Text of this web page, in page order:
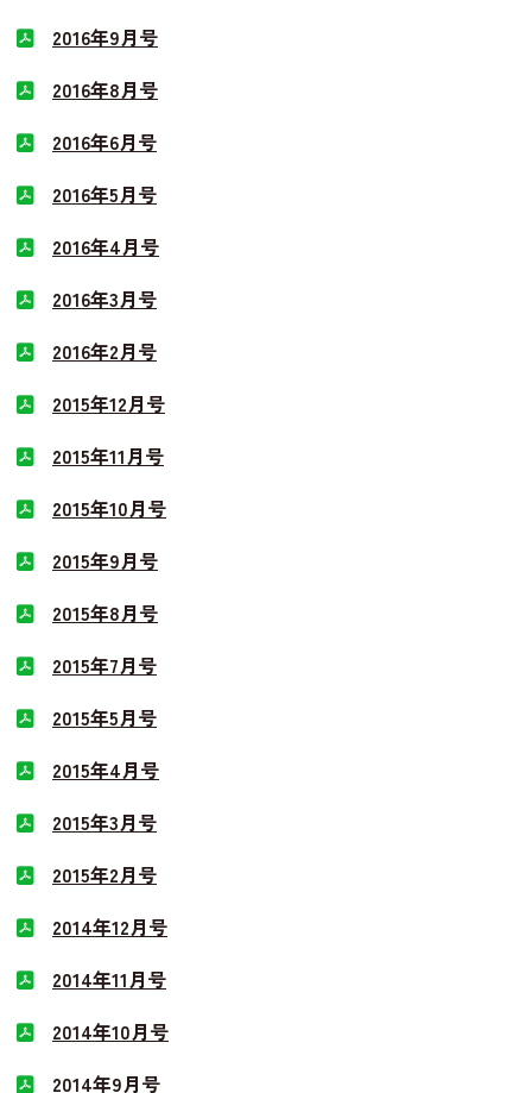
2016年9月号
2016年8月号
2016年6月号
2016年5月号
2016年4月号
2016年3月号
2016年2月号
2015年12月号
2015年11月号
2015年10月号
2015年9月号
2015年8月号
2015年7月号
2015年5月号
2015年4月号
2015年3月号
2015年2月号
2014年12月号
2014年11月号
2014年10月号
2014年9月号